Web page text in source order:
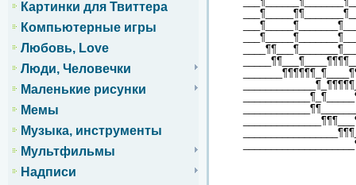
Картинки для Твиттера
Компьютерные игры
Любовь, Love
Люди, Человечки
Маленькие рисунки
Мемы
Музыка, инструменты
Мультфильмы
Надписи